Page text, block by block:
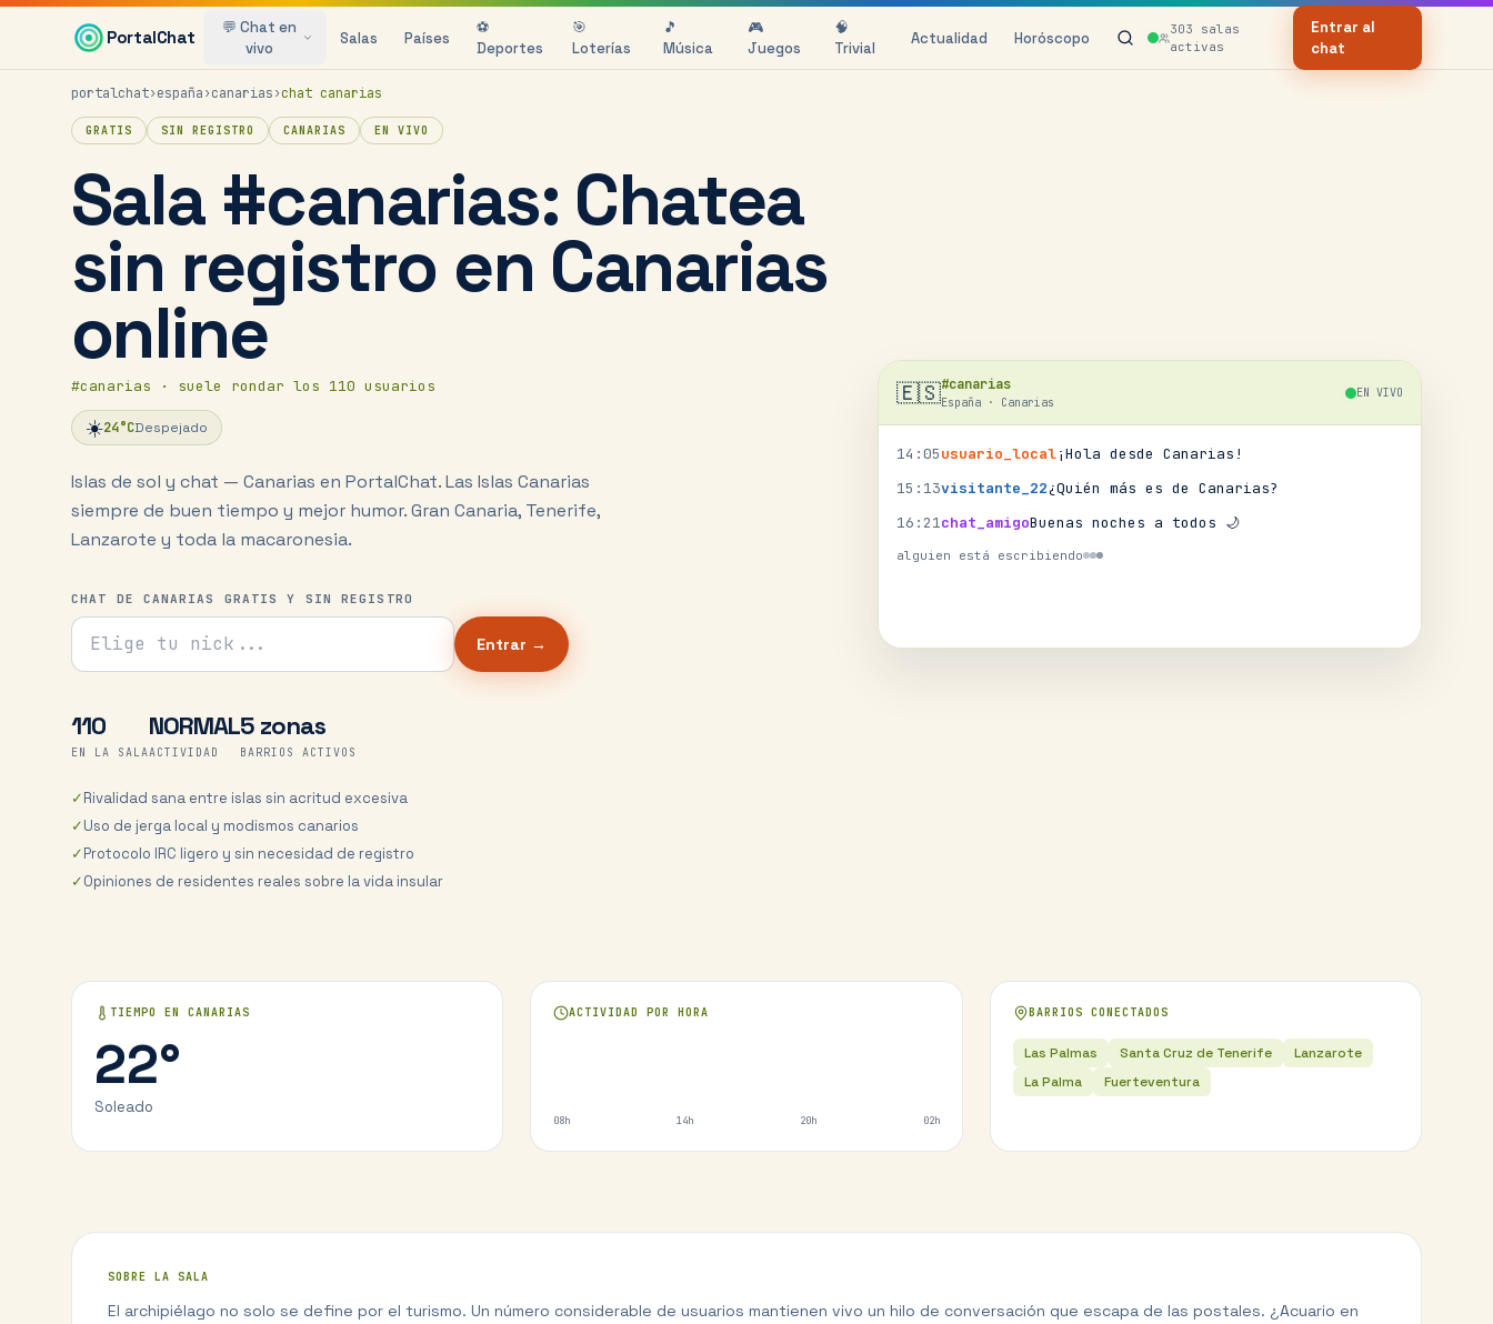
Saltar al contenido principal
PortalChat
💬 Chat en
vivo
Salas Países
⚽
Deportes
🎯
Loterías
🎵
Música
🎮
Juegos
🧠
Trivial
Actualidad Horóscopo 303 salas
activas
Entrar al
chat
portalchat›españa›canarias›chat canarias
GRATIS SIN REGISTRO CANARIAS EN VIVO
Sala #canarias: Chatea
sin registro en Canarias
online
#canarias · suele rondar los 110 usuarios
☀️24°CDespejado
Islas de sol y chat — Canarias en PortalChat.Las Islas Canarias
siempre de buen tiempo y mejor humor. Gran Canaria, Tenerife,
Lanzarote y toda la macaronesia.
CHAT DE CANARIAS GRATIS Y SIN REGISTRO
Tu nick para el chat
Entrar →
110
EN LA SALA
NORMAL
ACTIVIDAD
5 zonas
BARRIOS ACTIVOS
✓Rivalidad sana entre islas sin acritud excesiva
✓Uso de jerga local y modismos canarios
✓Protocolo IRC ligero y sin necesidad de registro
✓Opiniones de residentes reales sobre la vida insular
🇪🇸#canarias
España · Canarias
EN VIVO
14 :05usuario_local¡Hola desde Canarias!
15 : 13visitante_22¿Quién más es de Canarias?
16 : 21chat_amigoBuenas noches a todos 🌙
alguien está escribiendo
TIEMPO EN CANARIAS
22°
Soleado
ACTIVIDAD POR HORA
08h 14h 20h 02h
BARRIOS CONECTADOS
Las Palmas Santa Cruz de Tenerife
Lanzarote
La Palma
Fuerteventura
SOBRE LA SALA
El archipiélago no solo se define por el turismo. Un número considerable de usuarios mantienen vivo un hilo de conversación que escapa de las postales. ¿Acuario en